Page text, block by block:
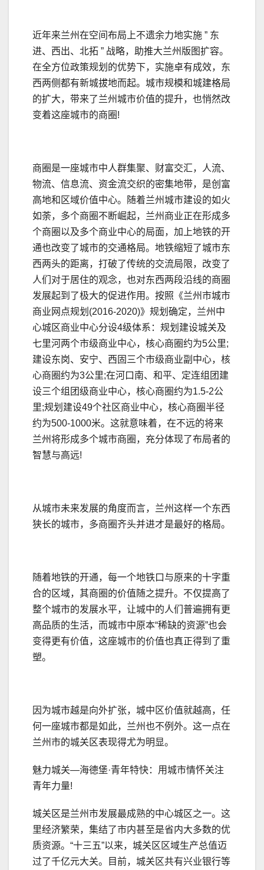
近年来兰州在空间布局上不遗余力地实施 ” 东
进、西出、北拓 ” 战略，助推大兰州版图扩容。
在全方位政策规划的优势下，实施卓有成效，东
西两侧都有新城拔地而起。城市规模和城建格局
的扩大，带来了兰州城市价值的提升，也悄然改
变着这座城市的商圈!
商圈是一座城市中人群集聚、财富交汇，人流、
物流、信息流、资金流交织的密集地带，是创富
高地和区域价值中心。随着兰州城市建设的如火
如荼，多个商圈不断崛起，兰州商业正在形成多
个商圈以及多个商业中心的局面，加上地铁的开
通也改变了城市的交通格局。地铁缩短了城市东
西两头的距离，打破了传统的交流局限，改变了
人们对于居住的观念，也对东西两段沿线的商圈
发展起到了极大的促进作用。按照《兰州市城市
商业网点规划(2016-2020)》规划确定，兰州中
心城区商业中心分设4级体系：规划建设城关及
七里河两个市级商业中心，核心商圈约为5公里;
建设东岗、安宁、西固三个市级商业副中心，核
心商圈约为3公里;在河口南、和平、定连组团建
设三个组团级商业中心，核心商圈约为1.5-2公
里;规划建设49个社区商业中心，核心商圈半径
约为500-1000米。这就意味着，在不远的将来
兰州将形成多个城市商圈，充分体现了布局者的
智慧与高远!
从城市未来发展的角度而言，兰州这样一个东西
狭长的城市，多商圈齐头并进才是最好的格局。
随着地铁的开通，每一个地铁口与原来的十字重
合的区域，其商圈的价值随之提升。不仅提高了
整个城市的发展水平，让城中的人们普遍拥有更
高品质的生活，而城市中原本“稀缺的资源”也会
变得更有价值，这座城市的价值也真正得到了重
塑。
因为城市越是向外扩张，城中区价值就越高，任
何一座城市都是如此，兰州也不例外。这一点在
兰州市的城关区表现得尤为明显。
魅力城关—海德堡·青年特快：用城市情怀关注
青年力量!
城关区是兰州市发展最成熟的中心城区之一。这
里经济繁荣，集结了市内甚至是省内大多数的优
质资源。“十三五”以来，城关区区域生产总值迈
过了千亿元大关。目前，城关区共有兴业银行等